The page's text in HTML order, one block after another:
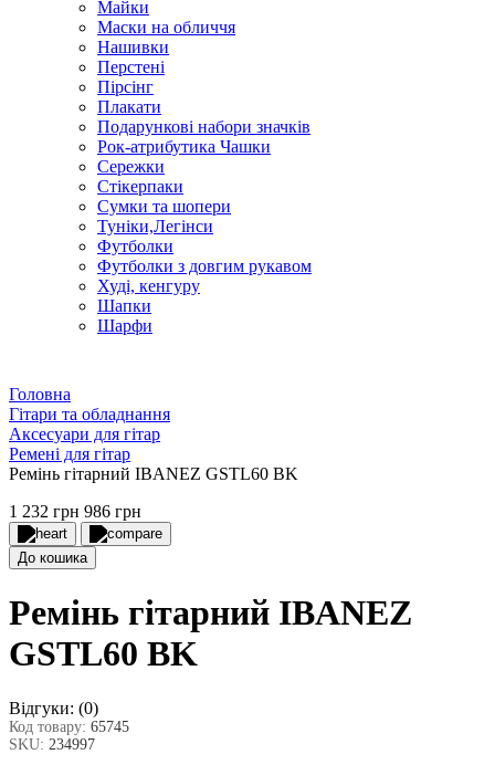
Майки
Маски на обличчя
Нашивки
Перстені
Пірсінг
Плакати
Подарункові набори значків
Рок-атрибутика Чашки
Сережки
Стікерпаки
Сумки та шопери
Туніки,Легінси
Футболки
Футболки з довгим рукавом
Худі, кенгуру
Шапки
Шарфи
Головна
Гітари та обладнання
Аксесуари для гітар
Ремені для гітар
Ремінь гітарний IBANEZ GSTL60 BK
1 232 грн 986 грн
До кошика
Ремінь гітарний IBANEZ
GSTL60 BK
Відгуки: (0)
Код товару: 65745
SKU: 234997